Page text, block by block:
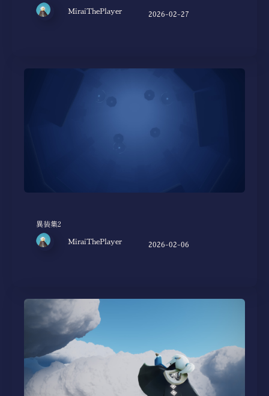
MiraiThePlayer 2026-02-27
異装集2
MiraiThePlayer 2026-02-06